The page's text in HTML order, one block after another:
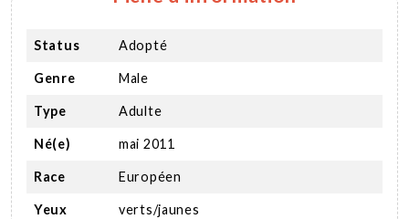
Status Adopté
Genre Male
Type Adulte
Né(e) mai 2011
Race Européen
Yeux verts/jaunes